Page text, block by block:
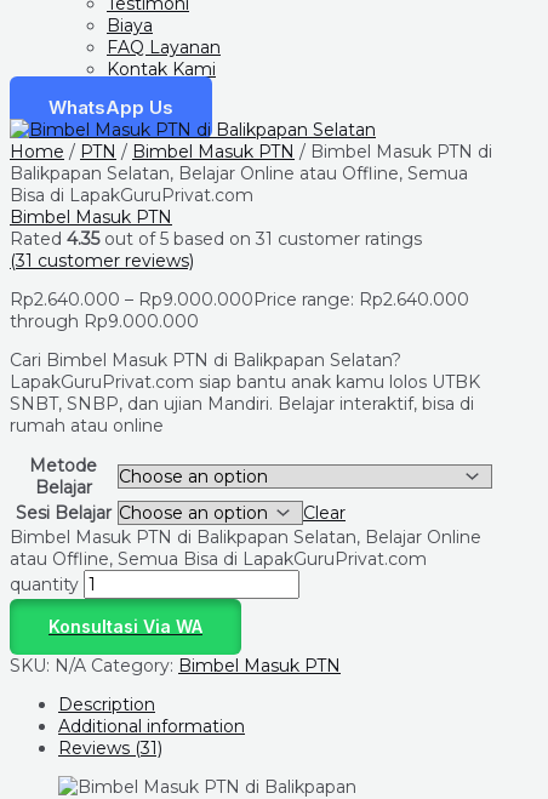
Biaya
FAQ Layanan
Kontak Kami
WhatsApp Us
Home / PTN / Bimbel Masuk PTN / Bimbel Masuk PTN di
Balikpapan Selatan, Belajar Online atau Offline, Semua
Bisa di LapakGuruPrivat.com
Bimbel Masuk PTN
Rated 4.35out of 5 based on 31 customer ratings
(31 customer reviews)
Rp2.640.000 – Rp9.000.000Price range: Rp2.640.000
through Rp9.000.000
Cari Bimbel Masuk PTN di Balikpapan Selatan?
LapakGuruPrivat.com siap bantu anak kamu lolos UTBK
SNBT, SNBP, dan ujian Mandiri. Belajar interaktif, bisa di
rumah atau online
Metode
Belajar
Sesi Belajar
Clear
Bimbel Masuk PTN di Balikpapan Selatan, Belajar Online
atau Offline, Semua Bisa di LapakGuruPrivat.com
quantity
Konsultasi Via WA
SKU: N/A Category: Bimbel Masuk PTN
Description
Additional information
Reviews (31)